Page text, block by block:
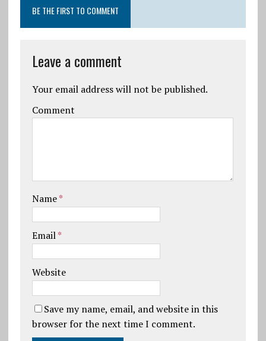
BE THE FIRST TO COMMENT
Leave a comment
Your email address will not be published.
Comment
Name*
Email*
Website
Save my name, email, and website in this
browser for the next time I comment.